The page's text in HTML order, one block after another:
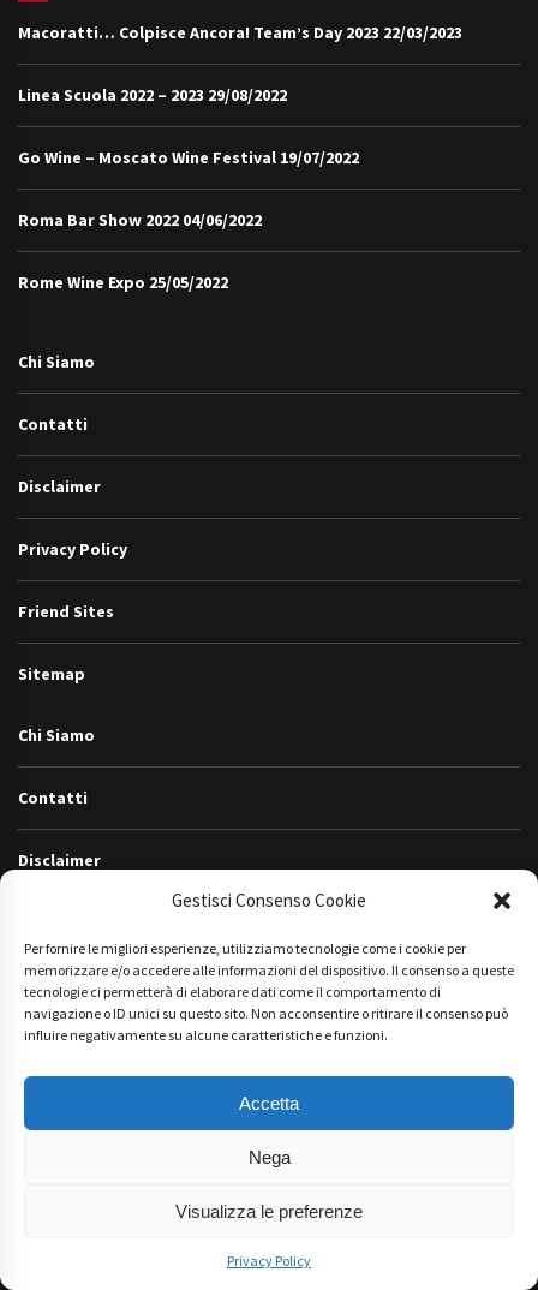
Gestisci Consenso Cookie
Per fornire le migliori esperienze, utilizziamo tecnologie come i cookie per
memorizzare e/o accedere alle informazioni del dispositivo. Il consenso a queste
tecnologie ci permetterà di elaborare dati come il comportamento di
navigazione o ID unici su questo sito. Non acconsentire o ritirare il consenso può
influire negativamente su alcune caratteristiche e funzioni.
Accetta
Nega
Visualizza le preferenze
Privacy Policy
Macoratti… Colpisce Ancora! Team’s Day 2023 22/03/2023
Linea Scuola 2022 – 2023 29/08/2022
Go Wine – Moscato Wine Festival 19/07/2022
Roma Bar Show 2022 04/06/2022
Rome Wine Expo 25/05/2022
Chi Siamo
Contatti
Disclaimer
Privacy Policy
Friend Sites
Sitemap
Chi Siamo
Contatti
Disclaimer
Friend Sites
Sitemap
Tutti gli Articoli